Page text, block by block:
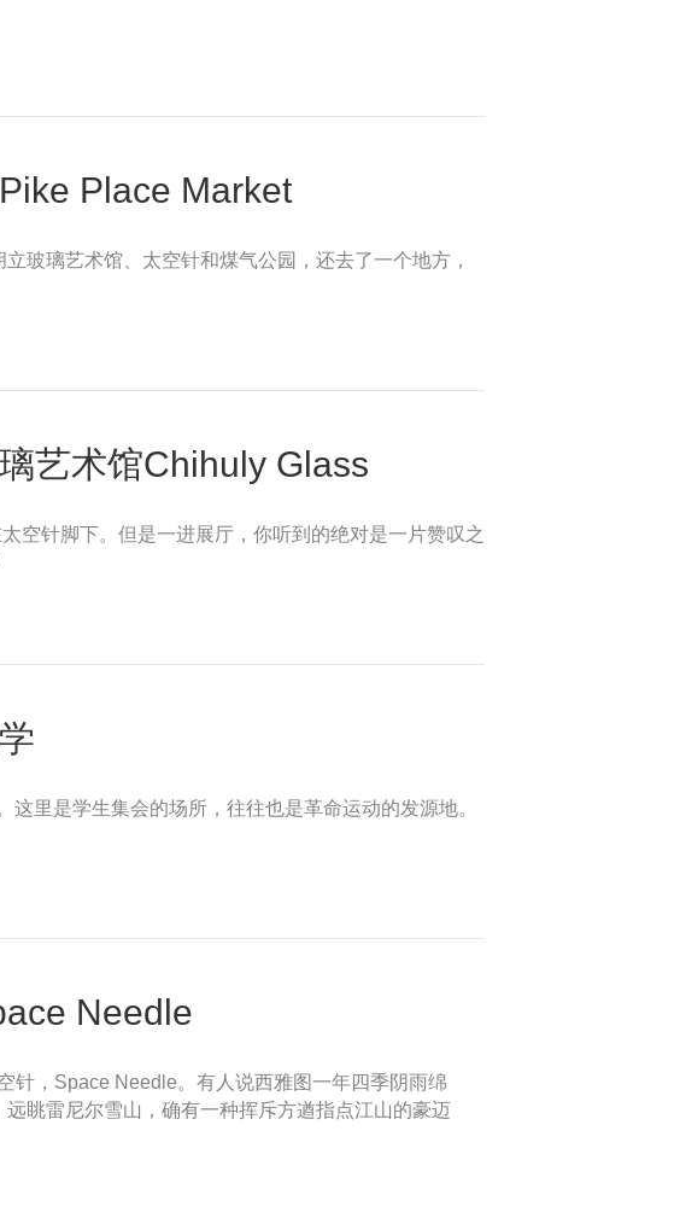
Place Market
玻璃艺术馆、太空针和煤气公园，还去了一个地方，
艺术馆Chihuly Glass
空针脚下。但是一进展厅，你听到的绝对是一片赞叹之
里是学生集会的场所，往往也是革命运动的发源地。
Needle
针，Space Needle。有人说西雅图一年四季阴雨绵
眺雷尼尔雪山，确有一种挥斥方遒指点江山的豪迈